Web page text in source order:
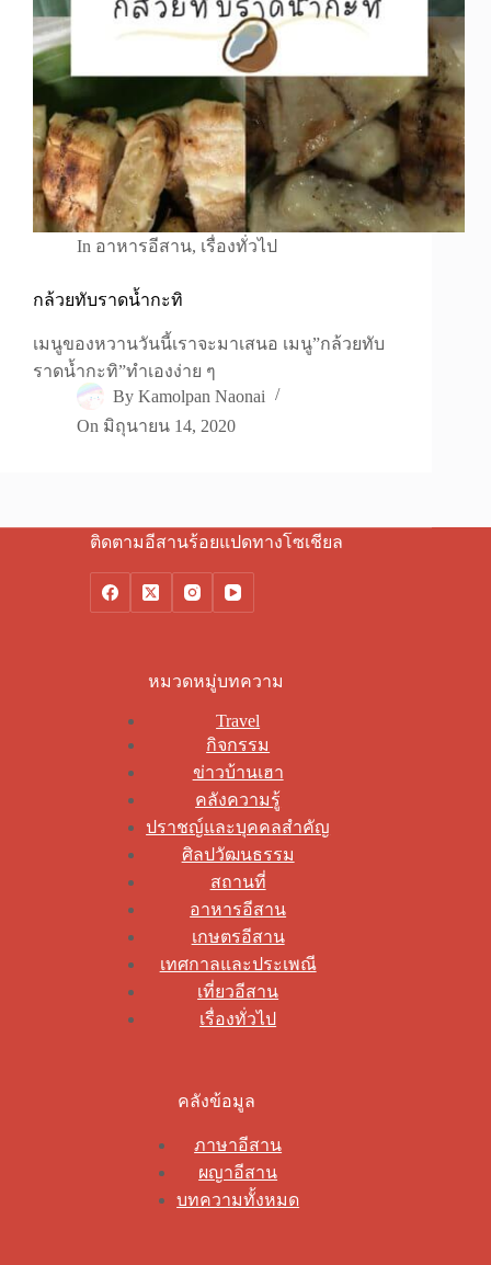
In อาหารอีสาน, เรื่องทั่วไป
กล้วยทับราดน้ำกะทิ
เมนูของหวานวันนี้เราจะมาเสนอ เมนู”กล้วยทับ
ราดน้ำกะทิ”ทำเองง่าย ๆ
By Kamolpan Naonai
On มิถุนายน 14, 2020
ติดตามอีสานร้อยแปดทางโซเชียล
หมวดหมู่บทความ
Travel
กิจกรรม
ข่าวบ้านเฮา
คลังความรู้
ปราชญ์และบุคคลสำคัญ
ศิลปวัฒนธรรม
สถานที่
อาหารอีสาน
เกษตรอีสาน
เทศกาลและประเพณี
เที่ยวอีสาน
เรื่องทั่วไป
คลังข้อมูล
ภาษาอีสาน
ผญาอีสาน
บทความทั้งหมด